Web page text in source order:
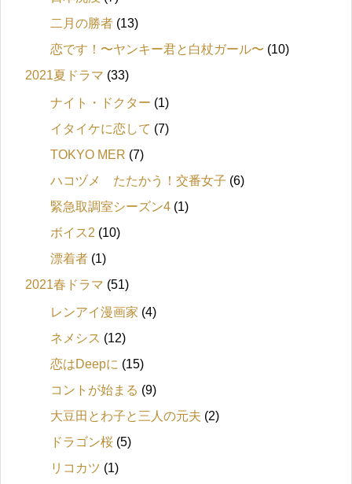
二月の勝者 (13)
恋です！〜ヤンキー君と白杖ガール〜 (10)
2021夏ドラマ (33)
ナイト・ドクター (1)
イタイケに恋して (7)
TOKYO MER (7)
ハコヅメ たたかう！交番女子 (6)
緊急取調室シーズン4 (1)
ボイス2 (10)
漂着者 (1)
2021春ドラマ (51)
レンアイ漫画家 (4)
ネメシス (12)
恋はDeepに (15)
コントが始まる (9)
大豆田とわ子と三人の元夫 (2)
ドラゴン桜 (5)
リコカツ (1)